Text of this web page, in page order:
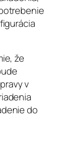
že
v
do